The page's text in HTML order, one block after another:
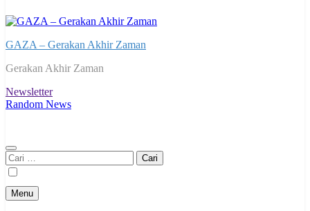
GAZA – Gerakan Akhir Zaman
Gerakan Akhir Zaman
Newsletter
Random News
Cari
untuk:
Menu